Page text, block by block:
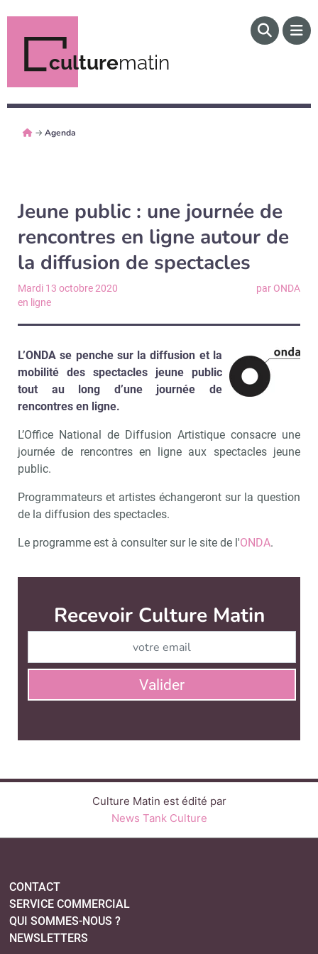
culturematin
→Agenda
Jeune public : une journée de
rencontres en ligne autour de
la diffusion de spectacles
Mardi 13 octobre 2020
en ligne
par ONDA
L’ONDA se penche sur la diffusion et la
mobilité des spectacles jeune public
tout au long d’une journée de
rencontres en ligne.
L’Office National de Diffusion Artistique consacre une
journée de rencontres en ligne aux spectacles jeune
public.
Programmateurs et artistes échangeront sur la question
de la diffusion des spectacles.
Le programme est à consulter sur le site de l'ONDA.
Recevoir Culture Matin
Valider
Culture Matin est édité par
News Tank Culture
CONTACT
SERVICE COMMERCIAL
QUI SOMMES-NOUS ?
NEWSLETTERS